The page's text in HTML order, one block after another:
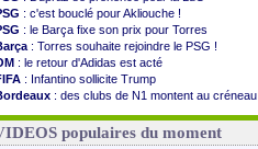
: c'est bouclé pour Akliouche !
: le Barça fixe son prix pour Torres
: Torres souhaite rejoindre le PSG !
: le retour d'Adidas est acté
: Infantino sollicite Trump
: des clubs de N1 montent au créneau
: le démenti de Leipzig pour Diomandé
populaires du moment